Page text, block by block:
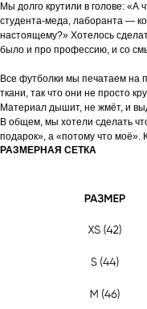
Мы долго крутили в голове: «А
студента-меда, лаборанта —
настоящему?» Хотелось
было и про профессию, и со
Все футболки мы печатаем на
ткани, так что они не просто
Материал дышит, не жмёт, и
В общем, мы хотели сделать
подарок», а «потому что моё».
РАЗМЕРНАЯ СЕТКА